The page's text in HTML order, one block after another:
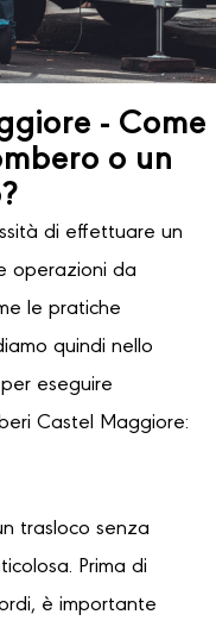
- Come
o un
di effettuare un
operazioni da
le pratiche
quindi nello
eseguire
Castel Maggiore:
trasloco senza
Prima di
è importante